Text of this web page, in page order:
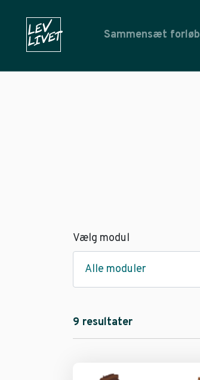
Sammensæt forløb
Vælg modul
Alle moduler
9 resultater